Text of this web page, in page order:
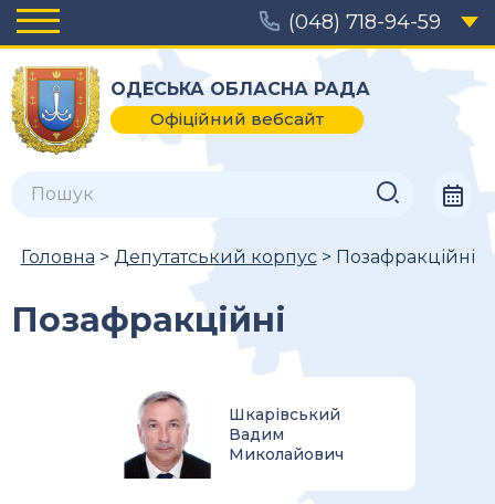
(048) 718-94-59
ОДЕСЬКА ОБЛАСНА РАДА
Офіційний вебсайт
Головна > Депутатський корпус> Позафракційні
Позафракційні
Шкарівський
Вадим
Миколайович